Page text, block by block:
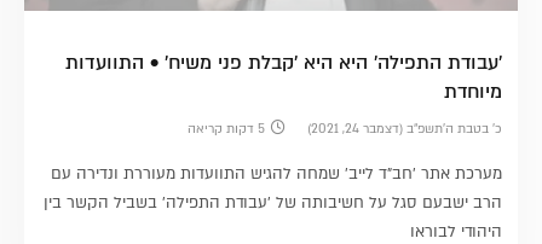
'עבודת התפילה' היא היא 'קבלת פני משיח' • התוועדות
מיוחדת
כ׳ בטבת ה׳תשפ״ב (דצמבר 24, 2021) 5 דקות קריאה
מערכת אתר 'חב"ד לייב' שמחה להגיש התוועדות מעוררת ונדירה עם
הרב ישבעם סגל על חשיבותה של 'עבודת התפילה' בשביל הקשר בין
היהודי לבוראו